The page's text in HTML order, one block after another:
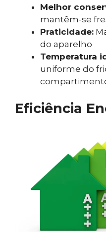
Melhor
mantêm-se
Praticidade:
do aparelho
Temperatura
uniforme do
Eficiência